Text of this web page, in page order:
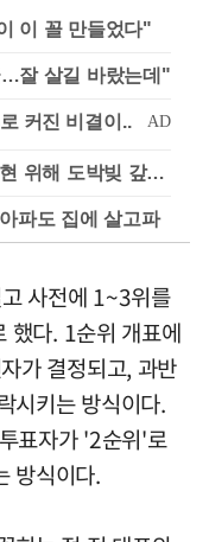
이 꼴 만들었다"
잘 살길 바랐는데"
차가원 "MC몽에 400억 뜯겨…백현 위해 도박빚 갚아줘"
파도 집에 살고파
사전에 1~3위를
했다. 1순위 개표에
가 결정되고, 과반
시키는 방식이다.
표자가 '2순위'로
방식이다.